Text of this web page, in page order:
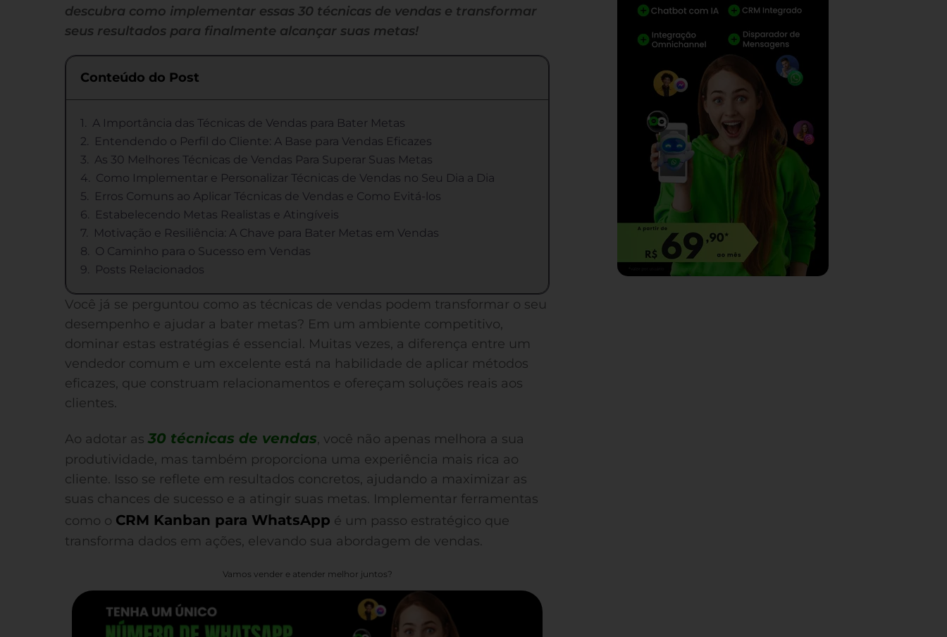
descubra como implementar essas 30 técnicas de vendas e transformar
seus resultados para finalmente alcançar suas metas!
Conteúdo do Post
A Importância das Técnicas de Vendas para Bater Metas
Entendendo o Perfil do Cliente: A Base para Vendas Eficazes
As 30 Melhores Técnicas de Vendas Para Superar Suas Metas
Como Implementar e Personalizar Técnicas de Vendas no Seu Dia a Dia
Erros Comuns ao Aplicar Técnicas de Vendas e Como Evitá-los
Estabelecendo Metas Realistas e Atingíveis
Motivação e Resiliência: A Chave para Bater Metas em Vendas
O Caminho para o Sucesso em Vendas
Posts Relacionados
Você já se perguntou como as técnicas de vendas podem transformar o seu
desempenho e ajudar a bater metas? Em um ambiente competitivo,
dominar estas estratégias é essencial. Muitas vezes, a diferença entre um
vendedor comum e um excelente está na habilidade de aplicar métodos
eficazes, que construam relacionamentos e ofereçam soluções reais aos
clientes.
Ao adotar as 30 técnicas de vendas, você não apenas melhora a sua
produtividade, mas também proporciona uma experiência mais rica ao
cliente. Isso se reflete em resultados concretos, ajudando a maximizar as
suas chances de sucesso e a atingir suas metas. Implementar ferramentas
como o CRM Kanban para WhatsApp é um passo estratégico que
transforma dados em ações, elevando sua abordagem de vendas.
Vamos vender e atender melhor juntos?